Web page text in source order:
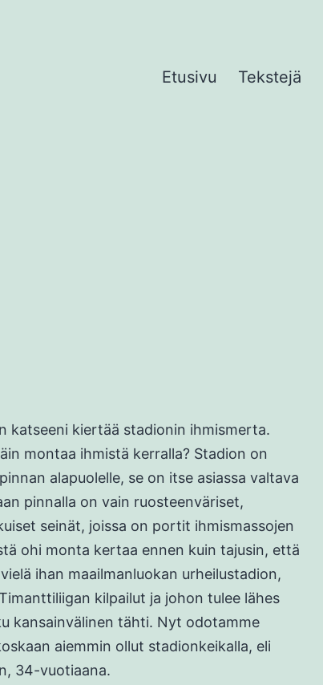
Etusivu Tekstejä
katseeni kiertää stadionin ihmismerta.
montaa ihmistä kerralla? Stadion on
alapuolelle, se on itse asiassa valtava
pinnalla on vain ruosteenväriset,
seinät, joissa on portit ihmismassojen
ohi monta kertaa ennen kuin tajusin, että
ihan maailmanluokan urheilustadion,
kilpailut ja johon tulee lähes
kansainvälinen tähti. Nyt odotamme
aiemmin ollut stadionkeikalla, eli
34-vuotiaana.